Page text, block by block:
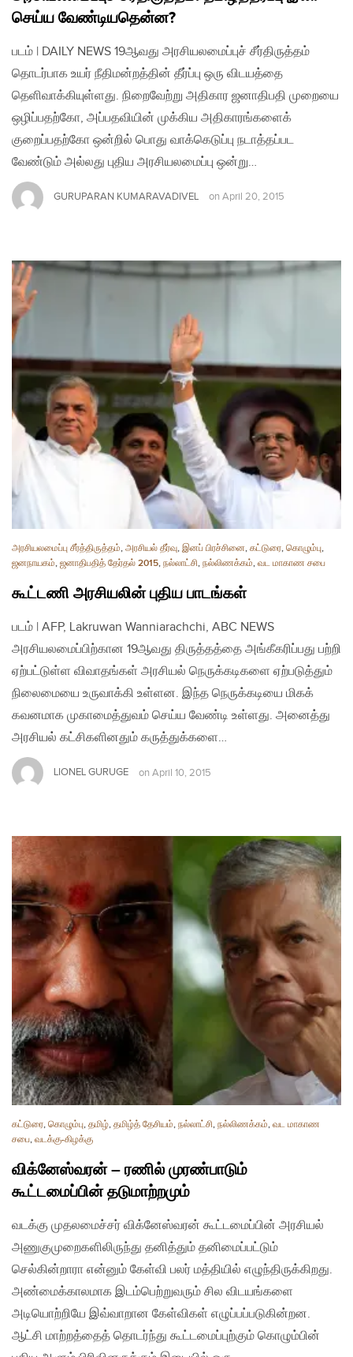
செய்ய வேண்டியதென்ன?
படம் | DAILY NEWS 19ஆவது அரசியலமைப்புச் சீர்திருத்தம்
தொடர்பாக உயர் நீதிமன்றத்தின் தீர்ப்பு ஒரு விடயத்தை
தெளிவாக்கியுள்ளது. நிறைவேற்று அதிகார ஜனாதிபதி முறையை
ஒழிப்பதற்கோ, அப்பதவியின் முக்கிய அதிகாரங்களைக்
குறைப்பதற்கோ ஒன்றில் பொது வாக்கெடுப்பு நடாத்தப்பட
வேண்டும் அல்லது புதிய அரசியலமைப்பு ஒன்று…
GURUPARAN KUMARAVADIVEL on April 20, 2015
அரசியலமைப்பு சீர்த்திருத்தம், அரசியல் தீர்வு, இனப் பிரச்சினை, கட்டுரை, கொழும்பு,
ஜனநாயகம், ஜனாதிபதித் தேர்தல் 2015, நல்லாட்சி, நல்லிணக்கம், வட மாகாண சபை
கூட்டணி அரசியலின் புதிய பாடங்கள்
படம் | AFP, Lakruwan Wanniarachchi, ABC NEWS
அரசியலமைப்பிற்கான 19ஆவது திருத்தத்தை அங்கீகரிப்பது பற்றி
ஏற்பட்டுள்ள விவாதங்கள் அரசியல் நெருக்கடிகளை ஏற்படுத்தும்
நிலைமையை உருவாக்கி உள்ளன. இந்த நெருக்கடியை மிகக்
கவனமாக முகாமைத்துவம் செய்ய வேண்டி உள்ளது. அனைத்து
அரசியல் கட்சிகளினதும் கருத்துக்களை…
LIONEL GURUGE on April 10, 2015
கட்டுரை, கொழும்பு, தமிழ், தமிழ்த் தேசியம், நல்லாட்சி, நல்லிணக்கம், வட மாகாண
சபை, வடக்கு-கிழக்கு
விக்னேஸ்வரன் – ரணில் முரண்பாடும்
கூட்டமைப்பின் தடுமாற்றமும்
வடக்கு முதலமைச்சர் விக்னேஸ்வரன் கூட்டமைப்பின் அரசியல்
அணுகுமுறைகளிலிருந்து தனித்தும் தனிமைப்பட்டும்
செல்கின்றாரா என்னும் கேள்வி பலர் மத்தியில் எழுந்திருக்கிறது.
அண்மைக்காலமாக இடம்பெற்றுவரும் சில விடயங்களை
அடியொற்றியே இவ்வாறான கேள்விகள் எழுப்பப்படுகின்றன.
ஆட்சி மாற்றத்தைத் தொடர்ந்து கூட்டமைப்புற்கும் கொழும்பின்